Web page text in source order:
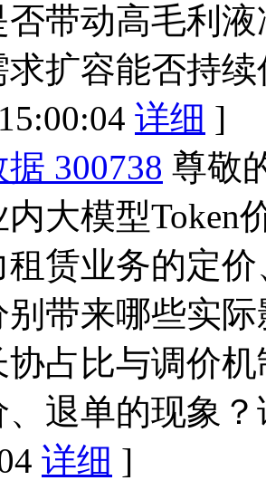
否带动高毛利
求扩容能否持
详细 ]
300738 尊敬
大模型Token
租赁业务的定
别带来哪些实
协占比与调价
、退单的现象
详细 ]